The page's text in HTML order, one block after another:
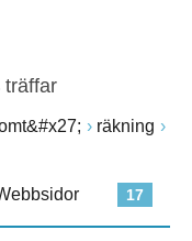
träffar
räkning
17